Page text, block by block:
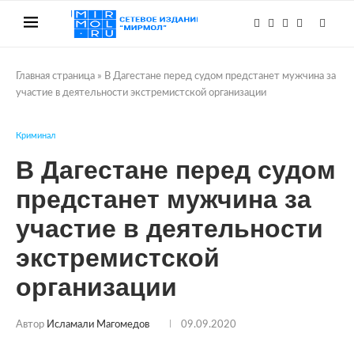
Главная страница » В Дагестане перед судом предстанет мужчина за
участие в деятельности экстремистской организации
Криминал
В Дагестане перед судом
предстанет мужчина за
участие в деятельности
экстремистской
организации
Автор Исламали Магомедов 09.09.2020